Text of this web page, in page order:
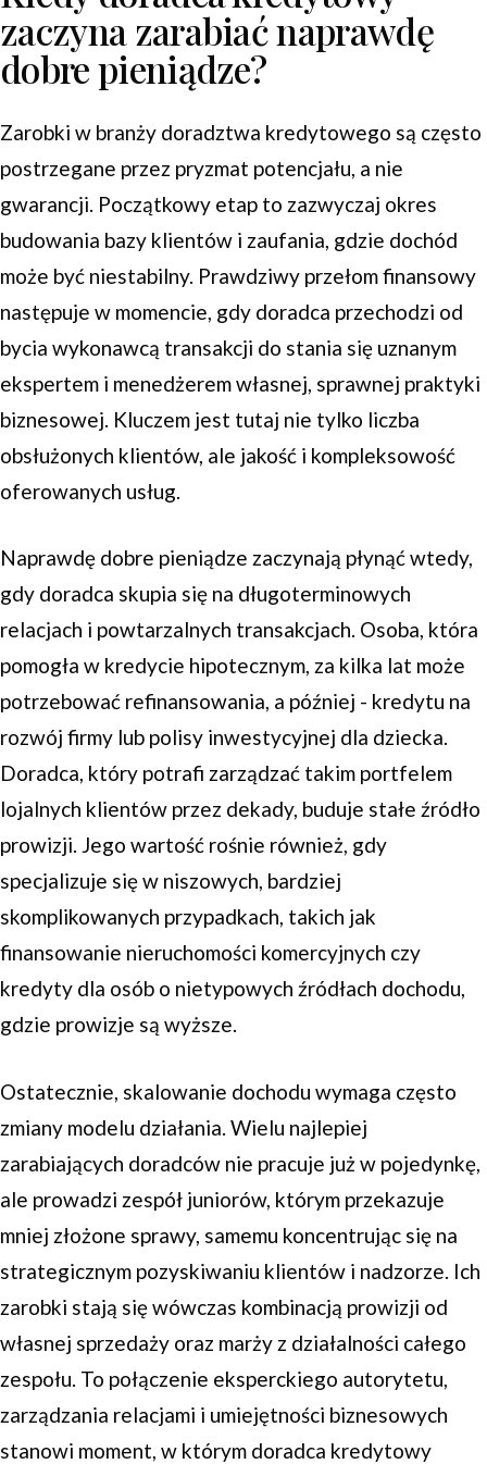
zaczyna zarabiać naprawdę
dobre pieniądze?
Zarobki w branży doradztwa kredytowego są często
postrzegane przez pryzmat potencjału, a nie
gwarancji. Początkowy etap to zazwyczaj okres
budowania bazy klientów i zaufania, gdzie dochód
może być niestabilny. Prawdziwy przełom finansowy
następuje w momencie, gdy doradca przechodzi od
bycia wykonawcą transakcji do stania się uznanym
ekspertem i menedżerem własnej, sprawnej praktyki
biznesowej. Kluczem jest tutaj nie tylko liczba
obsłużonych klientów, ale jakość i kompleksowość
oferowanych usług.
Naprawdę dobre pieniądze zaczynają płynąć wtedy,
gdy doradca skupia się na długoterminowych
relacjach i powtarzalnych transakcjach. Osoba, która
pomogła w kredycie hipotecznym, za kilka lat może
potrzebować refinansowania, a później - kredytu na
rozwój firmy lub polisy inwestycyjnej dla dziecka.
Doradca, który potrafi zarządzać takim portfelem
lojalnych klientów przez dekady, buduje stałe źródło
prowizji. Jego wartość rośnie również, gdy
specjalizuje się w niszowych, bardziej
skomplikowanych przypadkach, takich jak
finansowanie nieruchomości komercyjnych czy
kredyty dla osób o nietypowych źródłach dochodu,
gdzie prowizje są wyższe.
Ostatecznie, skalowanie dochodu wymaga często
zmiany modelu działania. Wielu najlepiej
zarabiających doradców nie pracuje już w pojedynkę,
ale prowadzi zespół juniorów, którym przekazuje
mniej złożone sprawy, samemu koncentrując się na
strategicznym pozyskiwaniu klientów i nadzorze. Ich
zarobki stają się wówczas kombinacją prowizji od
własnej sprzedaży oraz marży z działalności całego
zespołu. To połączenie eksperckiego autorytetu,
zarządzania relacjami i umiejętności biznesowych
stanowi moment, w którym doradca kredytowy